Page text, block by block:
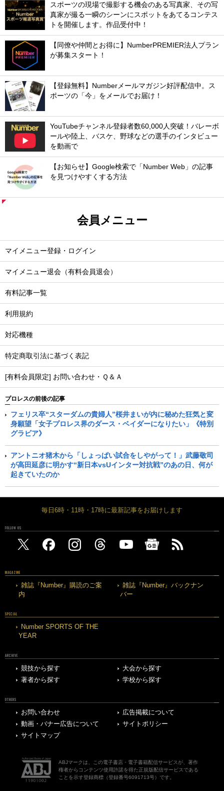
スポーツの現場で撮影する機会のある写真家、その写
真家が撮る一瞬のシーンにスポットをあてるコンテス
トを開催します。作品受付中！
【同僚や仲間とお得に】NumberPREMIER法人プラン
が募集スタート！
【登録無料】Numberメールマガジン好評配信中。ス
ポーツの「今」をメールでお届け！
YouTubeチャンネル登録者数60,000人突破！バレーボ
ールや陸上、バスケ、野球などの選手のインタビュー
を動画で
【お知らせ】Google検索で「Number Web」の記事
を見つけやすくする方法
会員メニュー
マイメニュー登録・ログイン
マイメニュー退会（有料会員退会）
有料記事一覧
利用規約
対応機種
特定商取引法に基づく表記
[有料会員限定] お問い合わせ・Ｑ＆Ａ
プロレスの前後の記事
フェリス卒“スターダムの貴婦人”桜井まいが内に秘めた狂気と変
身願望「女子プロレス界のダース・ベイダーになりたい」《特別
グラビア》
アントニオ猪木から「しょっぱい試合をしやがって！」武藤敬司
が高田延彦に明かす“新日本vsUインター対抗戦”のあの日、何が
起きていたのか
毎日6時・11時・17時に最新記事をお届けします
FOLLOW US
MAGAZINE
雑誌『Number』購読のご案
内
雑誌『Number』バックナン
バー
SPECIAL
Number SPORTS OF THE
YEAR
ARCHIVE
競技から探す
大会から探す
著者から探す
学校から探す
OTHERS
お問い合わせ
広告掲載について
動画・バナー広告について
サイトポリシー
サイトマップ
ABJマークは、この電子書店・電子書籍配信サービスが、著作
権者からコンテンツ使用許諾を得た正規版配信サービスである
ことを示す登録商標（登録番号6091713号）です。